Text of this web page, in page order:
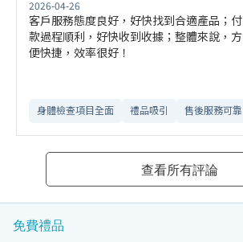
2026-04-26
客戶服務態度良好，好快找到合適產品；付
款過程順利，好快收到收據；整體來說，方
便快捷，效率很好！
身體檢查項目全面 禮品吸引 售後服務可靠​
查看所有評論
免費禮品